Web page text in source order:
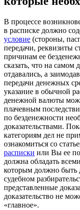
В процессе
в расписке должно
условие (стороны,
передачи, реквизиты
причинам ее
сказать, что на самом
отдавались, а
передачи денежных
указание в обычной
денежной валюты
плачевным
по безденежности
доказательствами.
категориям дел не
ознакомиться со
расписки или Вы ее
должна обладать
которым должно быть
судебном
представленные
доказательство не
«главное».